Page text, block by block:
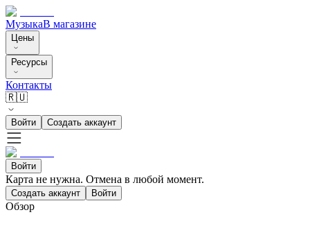
МузыкаВ магазине
Цены
Ресурсы
Контакты
🇷🇺
Войти Создать аккаунт
Войти
Карта не нужна. Отмена в любой момент.
Создать аккаунт Войти
Обзор